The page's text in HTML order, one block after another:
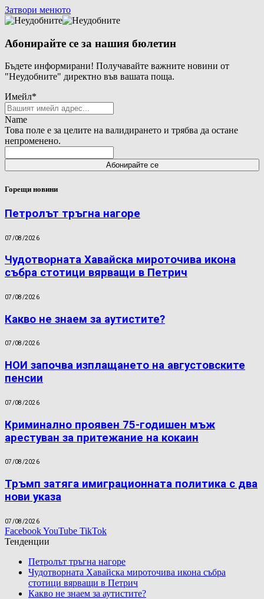
Затвори менюто
Абонирайте се за нашия бюлетин
Бъдете информирани! Получавайте важните новини от
"Неудобните" директно във вашата поща.
Имейл*
Name
Това поле е за целите на валидирането и трябва да остане
непроменено.
Горещи новини
Петролът тръгна нагоре
07/08/2026
Чудотворната Хавайска мироточива икона
събра стотици вярващи в Петрич
07/08/2026
Какво не знаем за аутистите?
07/08/2026
НОИ започва изплащането на августовските
пенсии
07/08/2026
Криминално проявен 75-годишен мъж
арестуван за притежание на кокаин
07/08/2026
Тръмп затяга имиграционната политика с два
нови указа
07/08/2026
FacebookYouTube TikTok
Тенденции
Петролът тръгна нагоре
Чудотворната Хавайска мироточива икона събра
стотици вярващи в Петрич
Какво не знаем за аутистите?